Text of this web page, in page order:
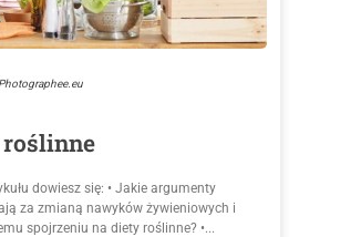
dowiesz się: • Jakie argumenty
za zmianą nawyków żywieniowych i
spojrzeniu na diety roślinne? •...